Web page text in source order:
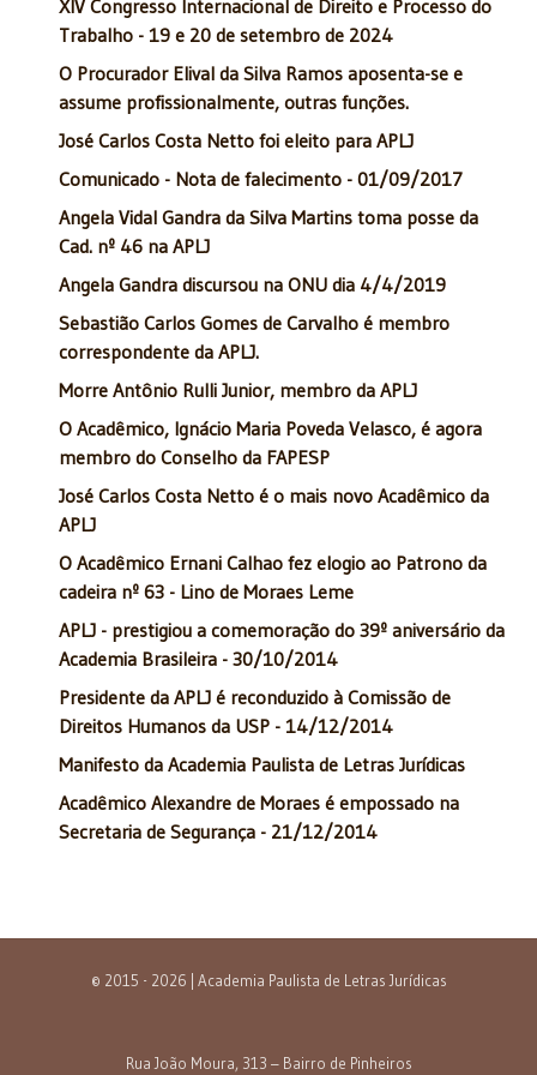
XIV Congresso Internacional de Direito e Processo do
Trabalho - 19 e 20 de setembro de 2024
O Procurador Elival da Silva Ramos aposenta-se e
assume profissionalmente, outras funções.
José Carlos Costa Netto foi eleito para APLJ
Comunicado - Nota de falecimento - 01/09/2017
Angela Vidal Gandra da Silva Martins toma posse da
Cad. nº 46 na APLJ
Angela Gandra discursou na ONU dia 4/4/2019
Sebastião Carlos Gomes de Carvalho é membro
correspondente da APLJ.
Morre Antônio Rulli Junior, membro da APLJ
O Acadêmico, Ignácio Maria Poveda Velasco, é agora
membro do Conselho da FAPESP
José Carlos Costa Netto é o mais novo Acadêmico da
APLJ
O Acadêmico Ernani Calhao fez elogio ao Patrono da
cadeira nº 63 - Lino de Moraes Leme
APLJ - prestigiou a comemoração do 39º aniversário da
Academia Brasileira - 30/10/2014
Presidente da APLJ é reconduzido à Comissão de
Direitos Humanos da USP - 14/12/2014
Manifesto da Academia Paulista de Letras Jurídicas
Acadêmico Alexandre de Moraes é empossado na
Secretaria de Segurança - 21/12/2014
© 2015 - 2026 | Academia Paulista de Letras Jurídicas
Rua João Moura, 313 – Bairro de Pinheiros